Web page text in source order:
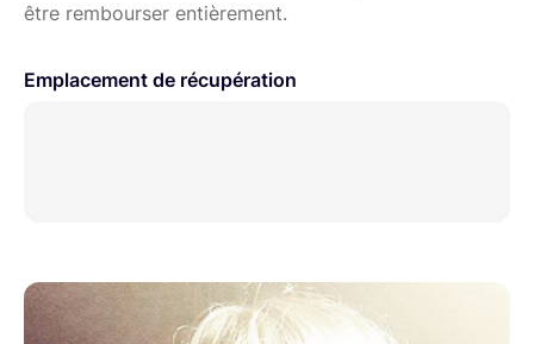
être rembourser entièrement.
Emplacement de récupération